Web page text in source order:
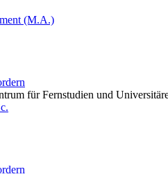
(M.A.)
für Fernstudien und